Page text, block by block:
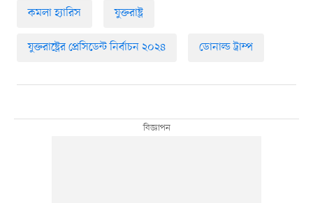
কমলা হ্যারিস যুক্তরাষ্ট্র
যুক্তরাষ্ট্রের প্রেসিডেন্ট নির্বাচন ২০২৪ ডোনাল্ড ট্রাম্প